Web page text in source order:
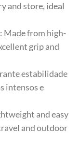
and store, ideal
Made from high-
grip and
estabilidade
intensos e
and easy
and outdoor